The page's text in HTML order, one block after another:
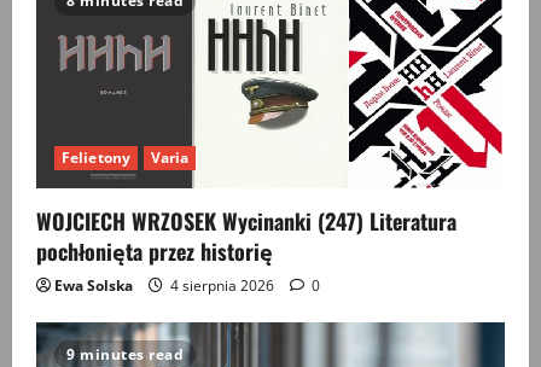
Felietony Varia
WOJCIECH WRZOSEK Wycinanki (247) Literatura
pochłonięta przez historię
Ewa Solska 4 sierpnia 2026 0
9 minutes read